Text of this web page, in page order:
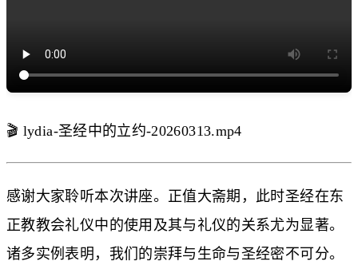
🎬 lydia-圣经中的立约-20260313.mp4
感谢大家聆听本次讲座。正值大斋期，此时圣经在东
正教教会礼仪中的使用及其与礼仪的关系尤为显著。
诸多实例表明，我们的崇拜与生命与圣经密不可分。